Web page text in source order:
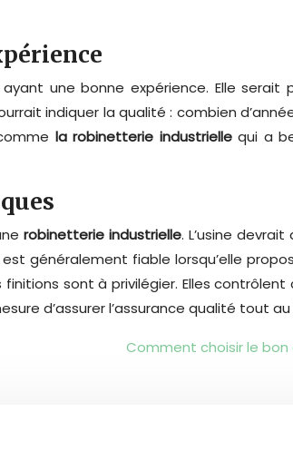
une bonne expérience. Elle
indiquer la qualité : combien
la robinetterie industriellequi a
robinetterie industrielle. L’usine
généralement fiable lorsqu’elle
sont à privilégier. Elles
d’assurer l’assurance qualité tout
Comment choisir le